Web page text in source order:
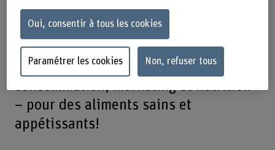
connaissances approfondies en
sciences naturelles et en technologie,
un solide bagage en gestion
d’entreprise, sciences de la
– pour des aliments sains et
appétissants!
Oui, consentir à tous les cookies
Paramétrer les cookies Non, refuser tous